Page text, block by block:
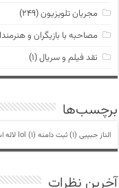
مجریان تلویزیون(۲۴۹)
مصاحبه با بازیگران و
نقد فیلم و سریال(۱)
برچسب‌ها
الناز حبیبی (1) ثبت دامنه lol (1) لاله
آخرین نظرات